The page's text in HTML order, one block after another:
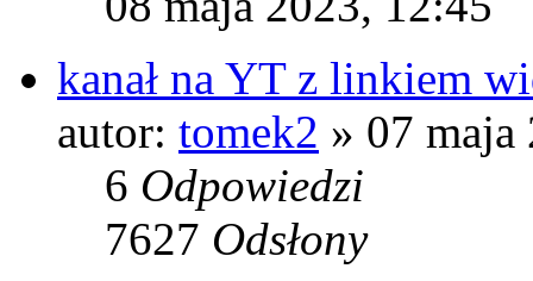
kanał na YT z linkiem
autor: tomek2 » 07 maja
6 Odpowiedzi
7627 Odsłony